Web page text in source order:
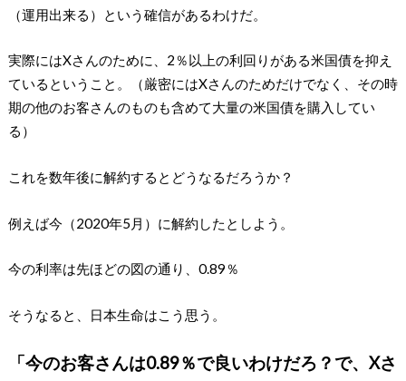
（運用出来る）という確信があるわけだ。
実際にはXさんのために、2％以上の利回りがある米国債を抑え
ているということ。（厳密にはXさんのためだけでなく、その時
期の他のお客さんのものも含めて大量の米国債を購入してい
る）
これを数年後に解約するとどうなるだろうか？
例えば今（2020年5月）に解約したとしよう。
今の利率は先ほどの図の通り、0.89％
そうなると、日本生命はこう思う。
「今のお客さんは0.89％で良いわけだろ？で、Xさ